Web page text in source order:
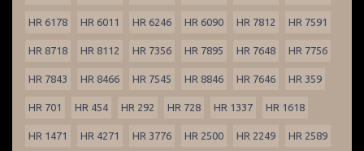
HR 6178 HR 6011 HR 6246 HR 6090 HR 7812 HR 7591
HR 8718 HR 8112 HR 7356 HR 7895 HR 7648 HR 7756
HR 7843 HR 8466 HR 7545 HR 8846 HR 7646 HR 359
HR 701 HR 454 HR 292 HR 728 HR 1337 HR 1618
HR 1471 HR 4271 HR 3776 HR 2500 HR 2249 HR 2589